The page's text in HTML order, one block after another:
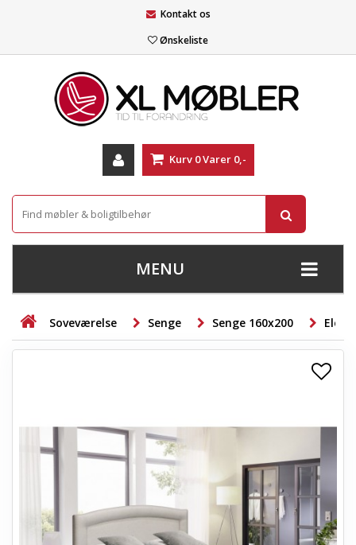
Kontakt os
Ønskeliste
Kurv 0Varer 0,-
MENU
+
STUE
+
+
KONTORMØBLER
+
+
+
LAMPER
Soveværelse Senge Senge 160x200